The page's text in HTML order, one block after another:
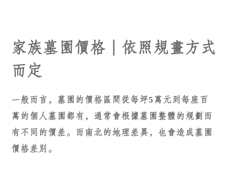
家族墓園價格｜依照規畫方式
而定
一般而言，墓園的價格區間從每坪5萬元到每座百
萬的個人墓園都有，通常會根據墓園整體的規劃而
有不同的價差。而南北的地理差異，也會造成墓園
價格差別。